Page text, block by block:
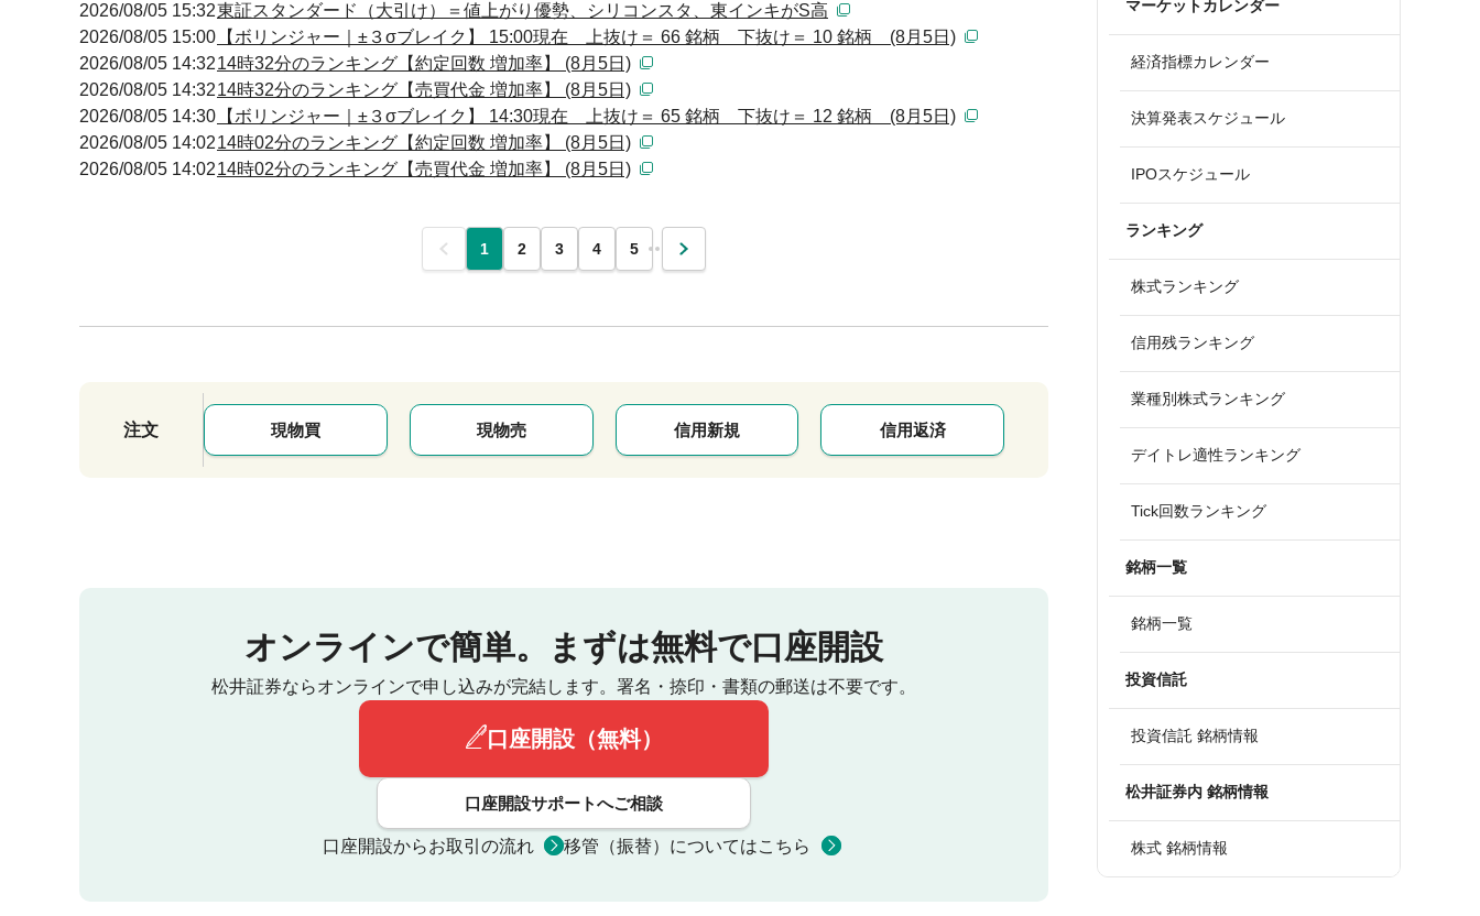
2026/08/05 15:32東証スタンダード（大引け）＝値上がり優勢、シリコンスタ、東インキがS高
2026/08/05 15:00 【ボリンジャー｜±３σブレイク】 15:00現在 上抜け＝ 66 銘柄 下抜け＝ 10 銘柄 (8月5日)
2026/08/05 14:3214時32分のランキング【約定回数 増加率】 (8月5日)
2026/08/05 14:3214時32分のランキング【売買代金 増加率】 (8月5日)
2026/08/05 14:30 【ボリンジャー｜±３σブレイク】 14:30現在 上抜け＝ 65 銘柄 下抜け＝ 12 銘柄 (8月5日)
2026/08/05 14:0214時02分のランキング【約定回数 増加率】 (8月5日)
2026/08/05 14:0214時02分のランキング【売買代金 増加率】 (8月5日)
前 1 2 3 4 5 … 次
注文 現物買 現物売 信用新規 信用返済
オンラインで簡単。 まずは無料で口座開設
松井証券ならオンラインで申し込みが完結します。 署名・捺印・書類の郵送は不要です。
口座開設（無料）
口座開設サポートへご相談
口座開設からお取引の流れ 移管（振替）についてはこちら
マーケットカレンダー
経済指標カレンダー
決算発表スケジュール
IPOスケジュール
ランキング
株式ランキング
信用残ランキング
業種別株式ランキング
デイトレ適性ランキング
Tick回数ランキング
銘柄一覧
銘柄一覧
投資信託
投資信託 銘柄情報
松井証券内 銘柄情報
株式 銘柄情報